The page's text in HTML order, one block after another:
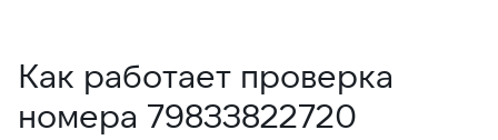
Как работает проверка
номера 79833822720